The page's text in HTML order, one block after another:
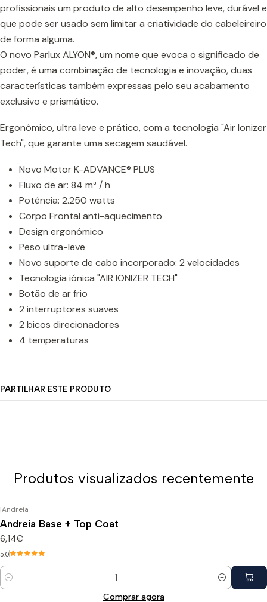
profissionais um produto de alto desempenho leve, durável ​​e
que pode ser usado sem limitar a criatividade do cabeleireiro
de forma alguma.
O novo Parlux ALYON®, um nome que evoca o significado de
poder, é uma combinação de tecnologia e inovação, duas
características também expressas pelo seu acabamento
exclusivo e prismático.
Ergonômico, ultra leve e prático, com a tecnologia "Air Ionizer
Tech", que garante uma secagem saudável.
Novo Motor K-ADVANCE® PLUS
Fluxo de ar: 84 m³ / h
Potência: 2.250 watts
Corpo Frontal anti-aquecimento
Design ergonómico
Peso ultra-leve
Novo suporte de cabo incorporado: 2 velocidades
Tecnologia iónica "AIR IONIZER TECH"
Botão de ar frio
2 interruptores suaves
2 bicos direcionadores
4 temperaturas
PARTILHAR ESTE PRODUTO
Produtos visualizados recentemente
|Andreia
Andreia Base + Top Coat
6,14€
5.0
Quantidade
Comprar agora